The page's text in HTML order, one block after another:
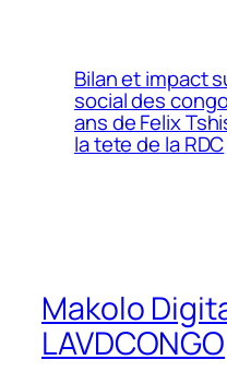
Bilan et impact
social des
ans de Felix
la tete de la RDC
Makolo
LAVDCONGO